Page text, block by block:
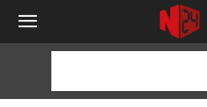
NOTICIAS
HORAS